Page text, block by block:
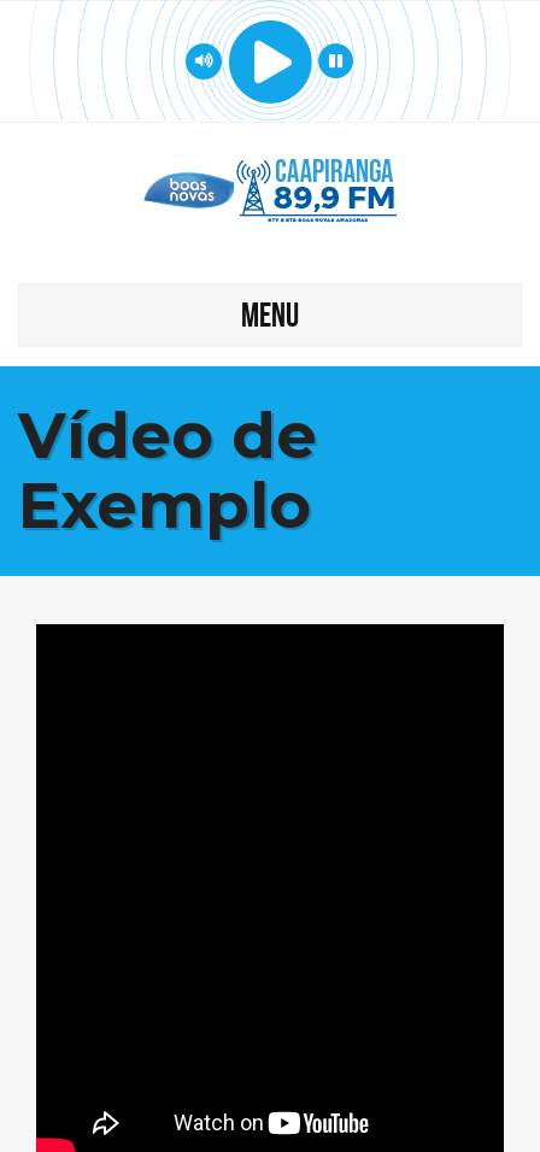
MENU
Vídeo de
Exemplo